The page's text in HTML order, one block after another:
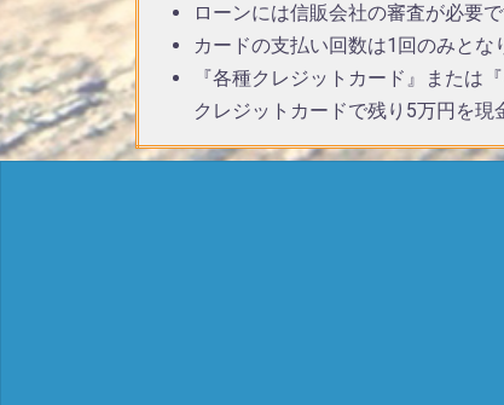
ローンには信販会社の審査が必要で
カードの支払い回数は1回のみとな
『各種クレジットカード』または
クレジットカードで残り5万円を現